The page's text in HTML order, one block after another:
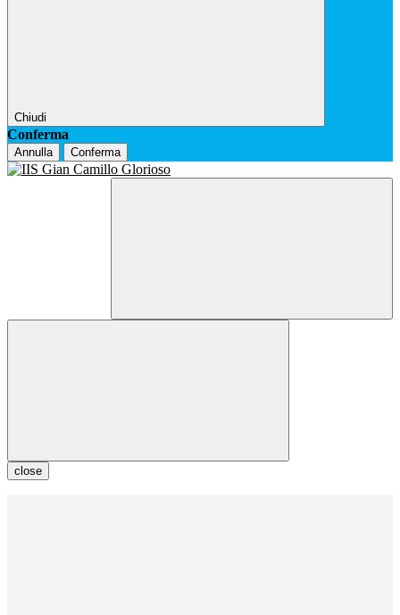
Chiudi
Conferma
Annulla Conferma
close